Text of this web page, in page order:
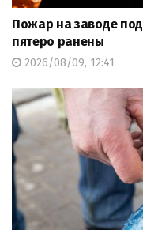
Пожар на заводе
пятеро ранены
2026/08/09, 12:41